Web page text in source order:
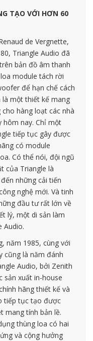
TẠO VỚI HƠN 60
de Vergnette,
Triangle Audio đã
bản đồ âm thanh
module tách rời
để hạn chế cách
một thiết kế mang
hàng loạt các nhà
hôm nay. Chỉ một
tiếp tục gây được
có module
Có thể nói, đội ngũ
của Triangle là
những cải tiến
nghệ mới. Và tinh
đầu tư rất lớn về
lý, một di sản làm
Audio.
năm 1985, cùng với
cũng là năm đánh
Audio, bởi Zenith
sản xuất in-house
hãng thiết kế và
tiếp tục tạo được
mang tính bản lề.
thùng loa có hai
và cộng hưởng